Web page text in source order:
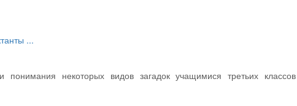
...
понимания некоторых видов загадок учащимися третьих